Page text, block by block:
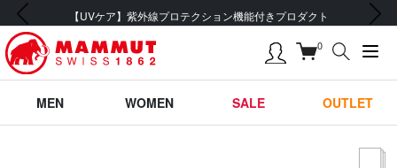
会員登録で【5,500円 (税込) 以上 送料無料】
前の画像 次の画像
0
MEN WOMEN SALE OUTLET